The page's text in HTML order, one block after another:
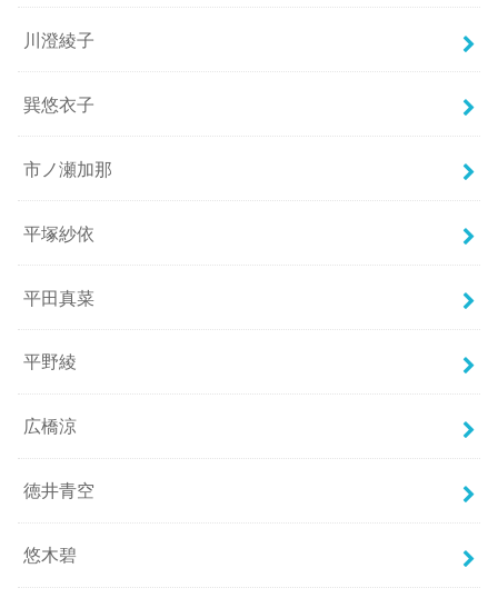
川澄綾子
巽悠衣子
市ノ瀬加那
平塚紗依
平田真菜
平野綾
広橋涼
徳井青空
悠木碧